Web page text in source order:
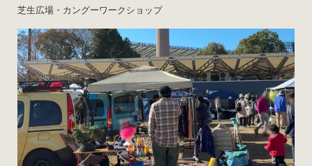
芝生広場・カングーワークショップ